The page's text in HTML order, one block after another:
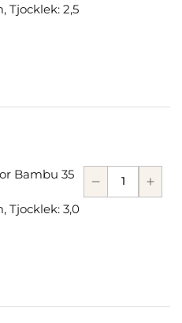
Tjocklek: 2,5
Bambu 35
Tjocklek: 3,0